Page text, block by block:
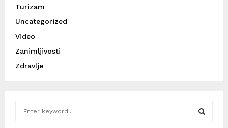
Turizam
Uncategorized
Video
Zanimljivosti
Zdravlje